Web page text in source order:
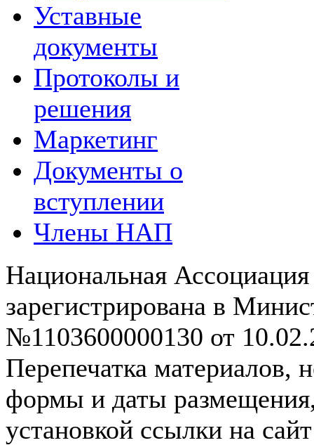
Уставные
документы
Протоколы и
решения
Маркетинг
Документы о
вступлении
Члены НАП
Национальная
зарегистрирована в
№1103600000130 от
Перепечатка материалов,
формы и даты
установкой ссылки на